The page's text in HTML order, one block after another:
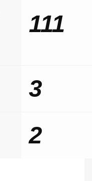
111
3
2